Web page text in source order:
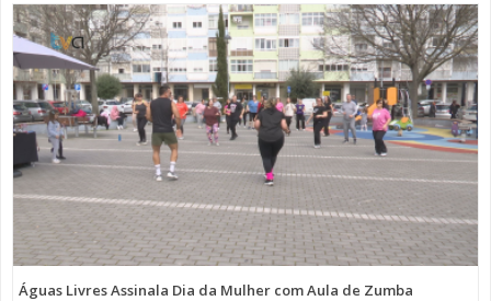
Águas Livres Assinala Dia da Mulher com Aula de Zumba